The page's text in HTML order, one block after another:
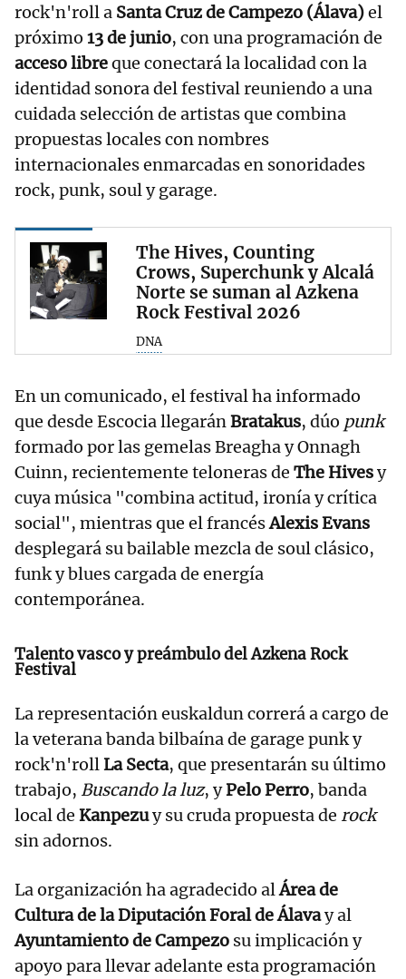
rock'n'roll a Santa Cruz de Campezo (Álava)el
próximo 13 de junio, con una programación de
acceso libreque conectará la localidad con la
identidad sonora del festival reuniendo a una
cuidada selección de artistas que combina
propuestas locales con nombres
internacionales enmarcadas en sonoridades
rock, punk, soul y garage.
The Hives, Counting
Crows, Superchunk y Alcalá
Norte se suman al Azkena
Rock Festival 2026
DNA
En un comunicado, el festival ha informado
que desde Escocia llegaránBratakus, dúo punk
formado por las gemelas Breagha y Onnagh
Cuinn, recientemente teloneras de The Hivesy
cuya música "combina actitud, ironía y crítica
social", mientras que el francésAlexis Evans
desplegará su bailable mezcla de soul clásico,
funk y blues cargada de energía
contemporánea.
Talento vasco y preámbulo del Azkena Rock
Festival
La representación euskaldun correrá a cargo de
la veterana banda bilbaína de garage punk y
rock'n'rollLa Secta, que presentarán su último
trabajo, Buscando la luz, yPelo Perro, banda
local de Kanpezuy su cruda propuesta de rock
sin adornos.
La organización ha agradecido alÁrea de
Cultura de la Diputación Foral de Álavay al
Ayuntamiento de Campezo su implicación y
apoyo para llevar adelante esta programación